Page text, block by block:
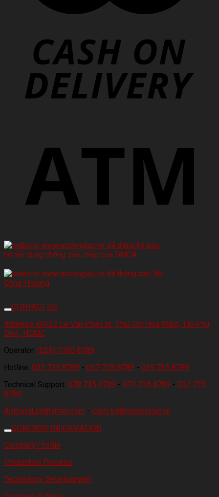
CONTACT US
Address: 60/22 Le Van Phan st., Phu Tho Hoa Ward, Tan Phu
Dist., HCMC
Operator: (028) 7100 8789
Hotline: 033 735 8789 - 037 735 8789 - 039 735 8789
Technical Support: 078 735 8789 - 079 735 8789 - 032 735
8789
AoDongLuc@gmail.com - cskh-kd@aodongluc.vn
COMPANY INFORMATION
Company Profile
Production Process
Technology Development